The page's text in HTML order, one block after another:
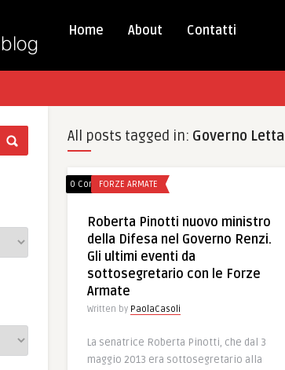
Home About Contatti
All posts tagged in: Governo Letta
0 CommentsFORZE ARMATE
Roberta Pinotti nuovo ministro
della Difesa nel Governo Renzi.
Gli ultimi eventi da
sottosegretario con le Forze
Armate
Written by PaolaCasoli
La senatrice Roberta Pinotti, che dal 3
maggio 2013 era sottosegretario alla